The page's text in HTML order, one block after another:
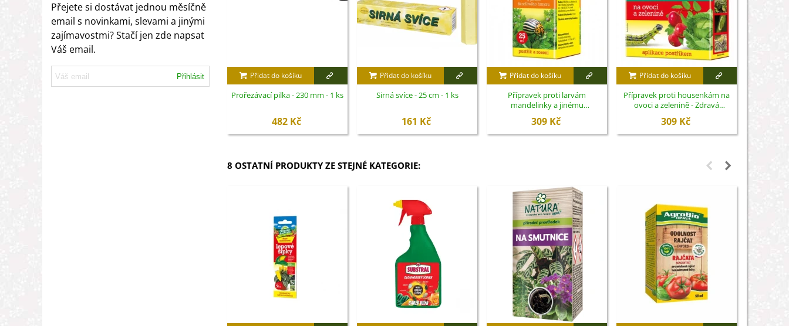
Přejete si dostávat jednou měsíčně
email s novinkami, slevami a jinými
zajímavostmi? Stačí jen zde napsat
Váš email.
Přihlásit Přidat do košíku
Prořezávací pilka - 230 mm - 1 ks
482 Kč
Přidat do košíku
Sirná svíce - 25 cm - 1 ks
161 Kč
Přidat do košíku
Přípravek proti larvám
mandelinky a jinému
zahrada - ochrana rostlin - 20 ml
309 Kč
Přidat do košíku
Přípravek proti housenkám na
ovoci a zelenině - Zdravá
g
309 Kč
8 OSTATNÍ PRODUKTY ZE STEJNÉ KATEGORIE: